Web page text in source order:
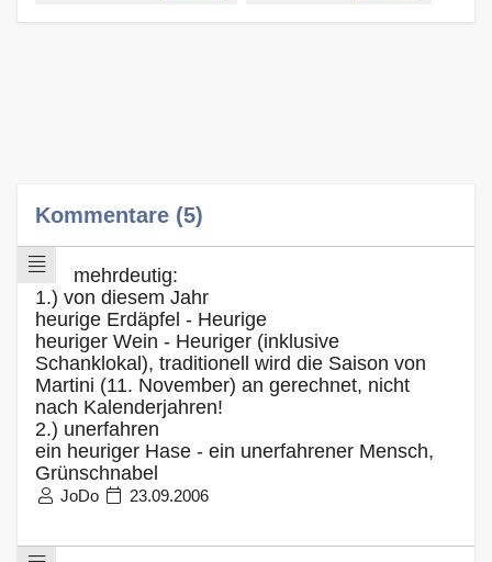
Kommentare (5)
mehrdeutig:
1.) von diesem Jahr
heurige Erdäpfel - Heurige
heuriger Wein - Heuriger (inklusive
Schanklokal), traditionell wird die Saison von
Martini (11. November) an gerechnet, nicht
nach Kalenderjahren!
2.) unerfahren
ein heuriger Hase - ein unerfahrener Mensch,
Grünschnabel
JoDo 23.09.2006